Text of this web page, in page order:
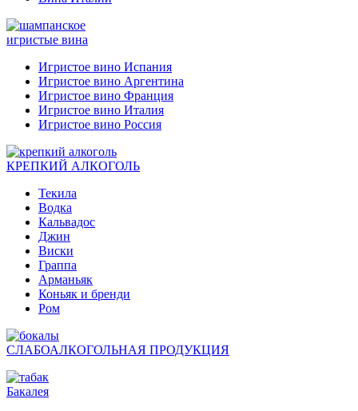
игристые вина
Игристое вино Испания
Игристое вино Аргентина
Игристое вино Франция
Игристое вино Италия
Игристое вино Россия
КРЕПКИЙ АЛКОГОЛЬ
Текила
Водка
Кальвадос
Джин
Виски
Граппа
Арманьяк
Коньяк и бренди
Ром
СЛАБОАЛКОГОЛЬНАЯ ПРОДУКЦИЯ
Бакалея